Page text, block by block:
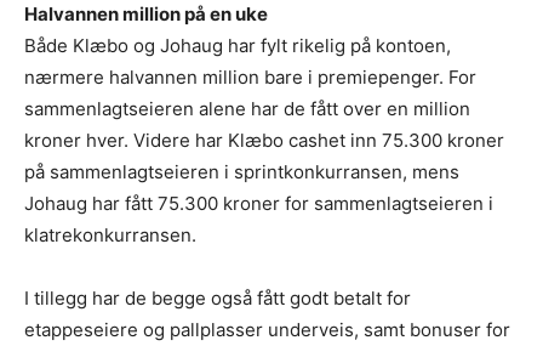
Halvannen million på en uke
Både Klæbo og Johaug har fylt rikelig på kontoen,
nærmere halvannen million bare i premiepenger. For
sammenlagtseieren alene har de fått over en million
kroner hver. Videre har Klæbo cashet inn 75.300 kroner
på sammenlagtseieren i sprintkonkurransen, mens
Johaug har fått 75.300 kroner for sammenlagtseieren i
klatrekonkurransen.
I tillegg har de begge også fått godt betalt for
etappeseiere og pallplasser underveis, samt bonuser for